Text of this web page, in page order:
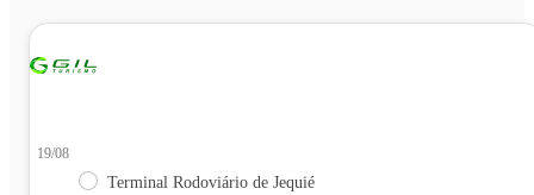
19/08
Terminal Rodoviário de Jequié